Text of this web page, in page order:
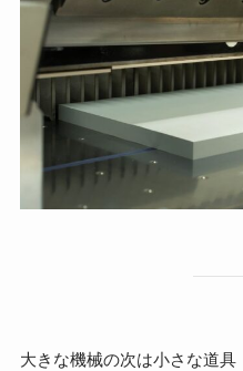
大きな機械の次は小さな道具